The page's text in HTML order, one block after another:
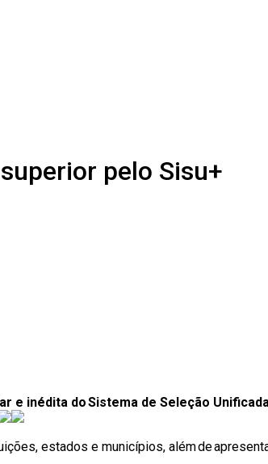
pelo Sisu+
inédita do Sistema de Seleção
estados e municípios, além de